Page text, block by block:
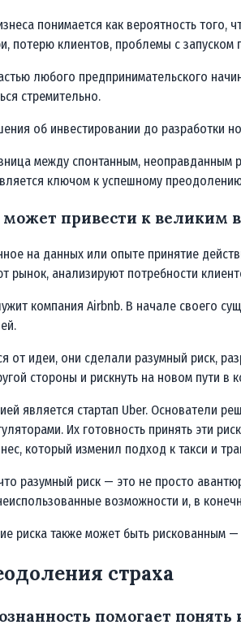
понимается как вероятность
потерю клиентов, проблемы с
любого предпринимательского
стремительно.
об инвестировании до разработки
между спонтанным,
ключом к успешному
привести к великим
на данных или опыте принятие
рынок, анализируют потребности
компания Airbnb. В начале своего
от идеи, они сделали разумный риск,
стороны и рискнуть на новом пути
является стартап Uber. Основатели
Их готовность принять эти
который изменил подход к такси и
разумный риск — это не просто
возможности и, в
риска также может быть рискованным
страха
помогает понять